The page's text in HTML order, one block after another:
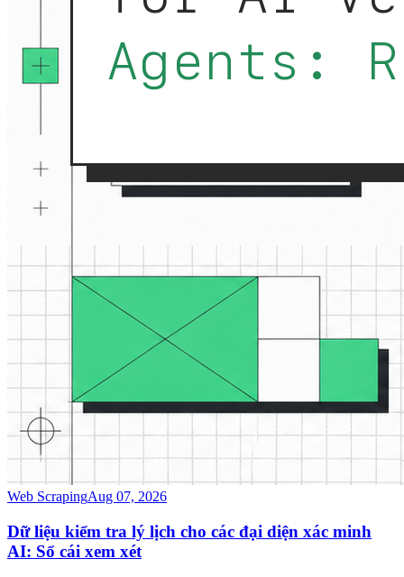
Web ScrapingAug 07, 2026
Dữ liệu kiểm tra lý lịch cho các đại diện xác minh
AI: Sổ cái xem xét